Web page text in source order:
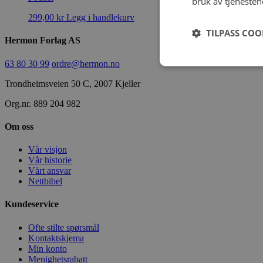
299,00 kr Legg i handlekurv
Hermon Forlag AS
63 80 30 99 ordre@hermon.no
Trondheimsveien 50 C, 2007 Kjeller
Org.nr. 889 204 982
Om oss
Vår visjon
Vår historie
Vårt ansvar
Nettbibel
Kundeservice
Ofte stilte spørsmål
Kontaktskjema
Min konto
Menighetsrabatt
TILPASS